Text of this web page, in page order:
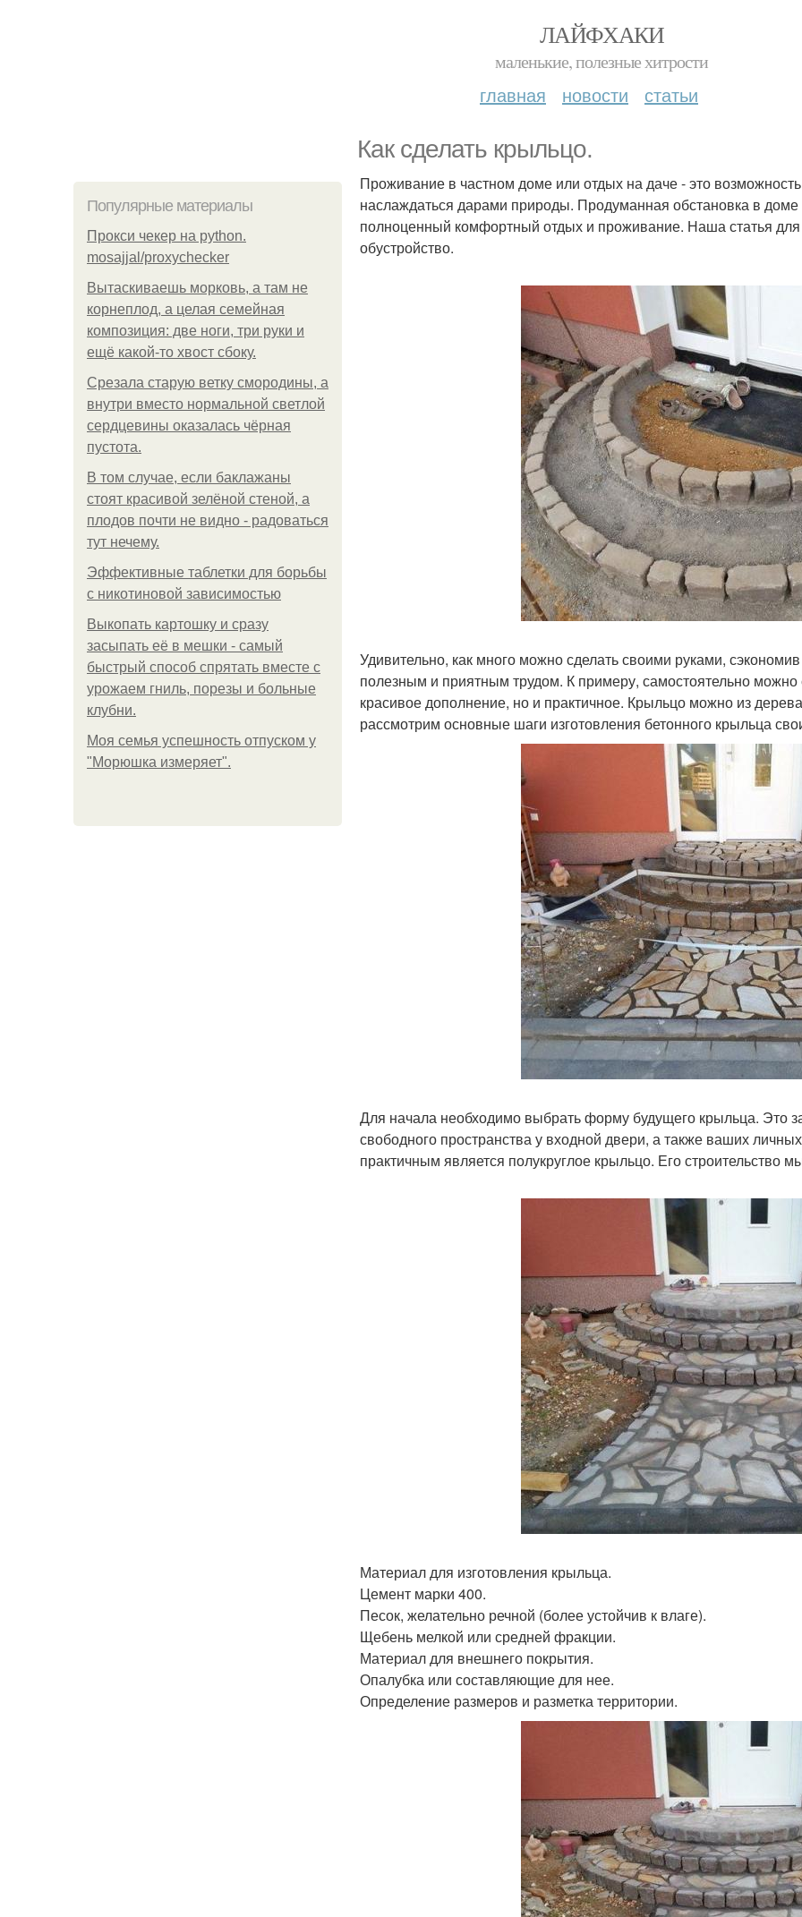
ЛАЙФХАКИ
маленькие, полезные хитрости
главная новости статьи
Как сделать крыльцо.
Популярные материалы
Прокси чекер на python.
mosajjal/proxychecker
Вытаскиваешь морковь, а там не
корнеплод, а целая семейная
композиция: две ноги, три руки и
ещё какой-то хвост сбоку.
Срезала старую ветку смородины, а
внутри вместо нормальной светлой
сердцевины оказалась чёрная
пустота.
В том случае, если баклажаны
стоят красивой зелёной стеной, а
плодов почти не видно - радоваться
тут нечему.
Эффективные таблетки для борьбы
с никотиновой зависимостью
Выкопать картошку и сразу
засыпать её в мешки - самый
быстрый способ спрятать вместе с
урожаем гниль, порезы и больные
клубни.
Моя семья успешность отпуском у
"Морюшка измеряет".
Проживание в частном доме или отдых на даче - это
наслаждаться дарами природы. Продуманная обстановка в
полноценный комфортный отдых и проживание. Наша статья для
обустройство.
Удивительно, как много можно сделать своими руками,
полезным и приятным трудом. К примеру, самостоятельно можно
красивое дополнение, но и практичное. Крыльцо можно из
рассмотрим основные шаги изготовления бетонного крыльца
Для начала необходимо выбрать форму будущего крыльца. Это
свободного пространства у входной двери, а также ваших
практичным является полукруглое крыльцо. Его строительство
Материал для изготовления крыльца.
Цемент марки 400.
Песок, желательно речной (более устойчив к влаге).
Щебень мелкой или средней фракции.
Материал для внешнего покрытия.
Опалубка или составляющие для нее.
Определение размеров и разметка территории.